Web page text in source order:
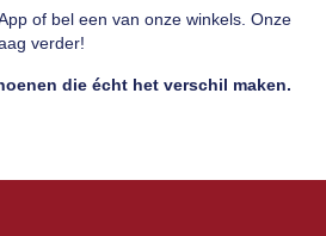
of bel een van onze winkels. Onze
verder!
die écht het verschil maken.